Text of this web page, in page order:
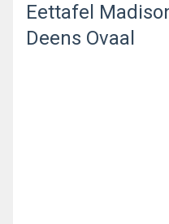
Eettafel
Deens Ovaal